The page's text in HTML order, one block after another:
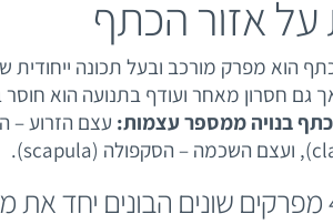
אזור הכתף
הוא מפרק מורכב ובעל תכונה ייחודית של
גם חסרון מאחר ועודף בתנועה הוא חוסר
בנויה ממספר עצמות: